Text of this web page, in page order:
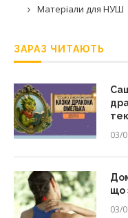
Матеріали для НУШ
ЗАРАЗ ЧИТАЮТЬ
03/
що
03/